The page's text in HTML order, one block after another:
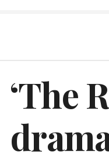
‘The